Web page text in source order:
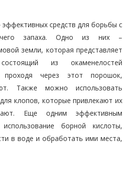
эффективных средств для борьбы с
запаха. Одно из них –
земли, которая представляет
из окаменелостей
проходя через этот порошок,
Также можно использовать
клопов, которые привлекают их
Еще одним эффективным
борной кислоты,
в воде и обработать ими места,